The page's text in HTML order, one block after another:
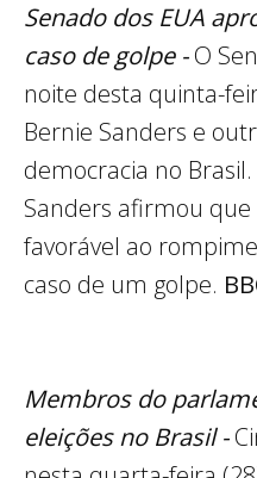
Senado dos EUA
caso de golpe -O
noite desta quinta-
Bernie Sanders e
democracia no
Sanders afirmou
favorável ao
caso de um golpe.
Membros do
eleições no Brasil -